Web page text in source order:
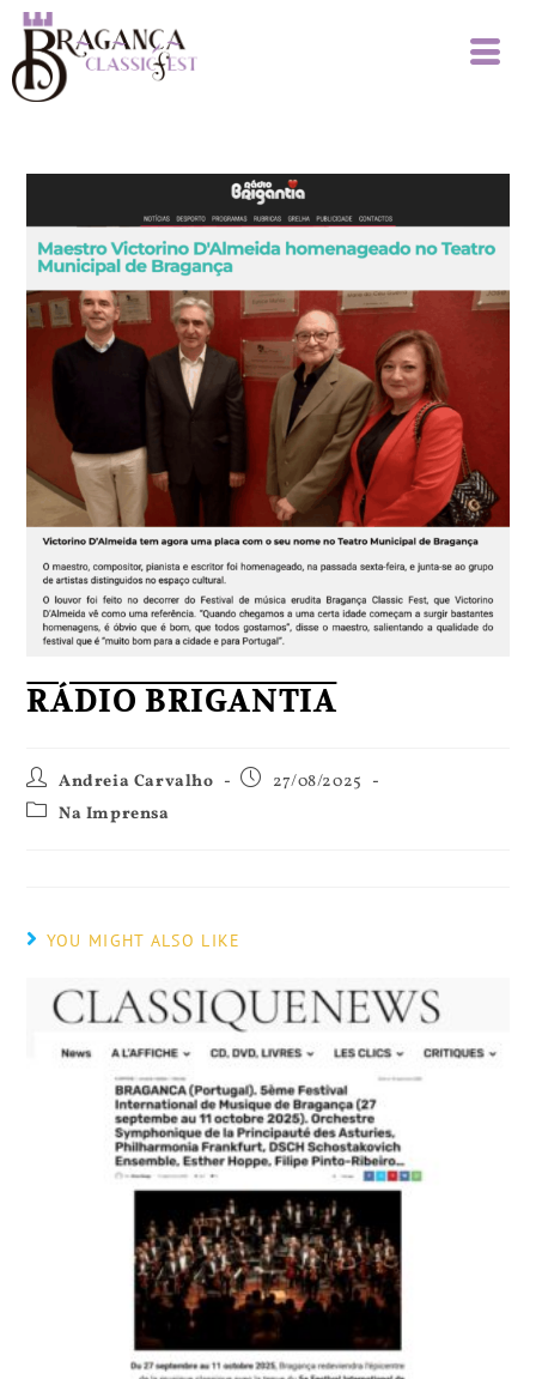
RÁDIO BRIGANTIA
Andreia Carvalho
27/08/2025
Na Imprensa
YOU MIGHT ALSO LIKE